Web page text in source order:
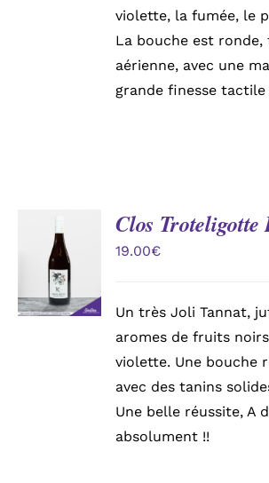
violette, la fumée, le
La bouche est ronde,
aérienne, avec une
grande finesse tactile
AJOUTER
AU
PANIER
/
DÉTAILS
Clos Troteligotte
19.00€
Un très Joli Tannat,
aromes de fruits
violette. Une bouche
avec des tanins
Une belle réussite, A
absolument !!